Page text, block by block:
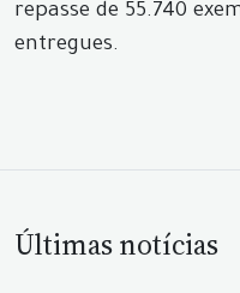
repasse de 55.740
entregues.
Últimas notícias